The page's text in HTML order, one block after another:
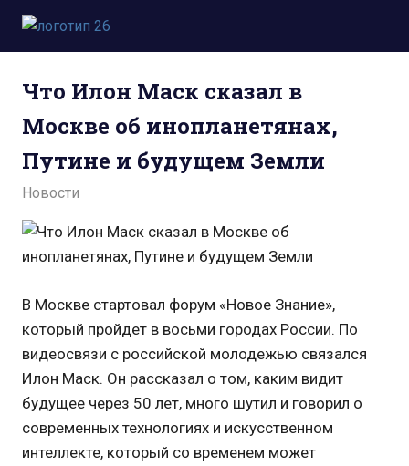
Пропустить
перейти
содержимому
космосе.
фото,
юмор,
база
Что Илон Маск сказал в
Москве об инопланетянах,
Путине и будущем Земли
24.05.2021
admin
Новости
В Москве стартовал форум «Новое Знание»,
который пройдет в восьми городах России. По
видеосвязи с российской молодежью связался
Илон Маск. Он рассказал о том, каким видит
будущее через 50 лет, много шутил и говорил о
современных технологиях и искусственном
интеллекте, который со временем может